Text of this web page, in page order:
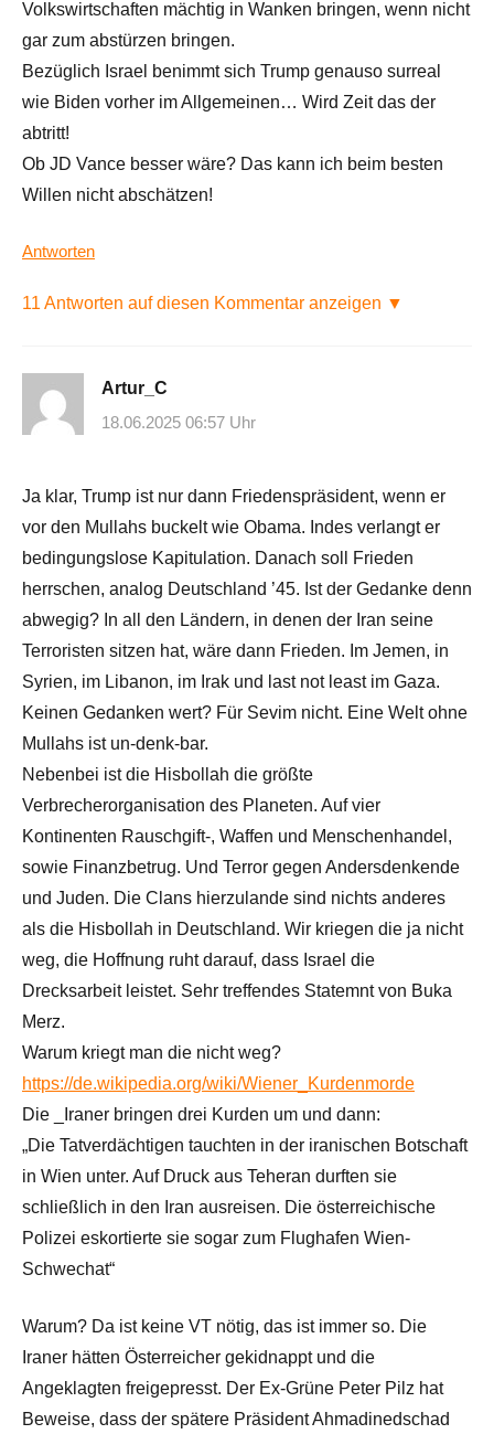
Volkswirtschaften mächtig in Wanken bringen, wenn nicht
gar zum abstürzen bringen.
Bezüglich Israel benimmt sich Trump genauso surreal
wie Biden vorher im Allgemeinen… Wird Zeit das der
abtritt!
Ob JD Vance besser wäre? Das kann ich beim besten
Willen nicht abschätzen!
Antworten
11 Antworten auf diesen Kommentar anzeigen ▼
Artur_C
18.06.2025 06:57 Uhr
Ja klar, Trump ist nur dann Friedenspräsident, wenn er
vor den Mullahs buckelt wie Obama. Indes verlangt er
bedingungslose Kapitulation. Danach soll Frieden
herrschen, analog Deutschland ’45. Ist der Gedanke denn
abwegig? In all den Ländern, in denen der Iran seine
Terroristen sitzen hat, wäre dann Frieden. Im Jemen, in
Syrien, im Libanon, im Irak und last not least im Gaza.
Keinen Gedanken wert? Für Sevim nicht. Eine Welt ohne
Mullahs ist un-denk-bar.
Nebenbei ist die Hisbollah die größte
Verbrecherorganisation des Planeten. Auf vier
Kontinenten Rauschgift-, Waffen und Menschenhandel,
sowie Finanzbetrug. Und Terror gegen Andersdenkende
und Juden. Die Clans hierzulande sind nichts anderes
als die Hisbollah in Deutschland. Wir kriegen die ja nicht
weg, die Hoffnung ruht darauf, dass Israel die
Drecksarbeit leistet. Sehr treffendes Statemnt von Buka
Merz.
Warum kriegt man die nicht weg?
https://de.wikipedia.org/wiki/Wiener_Kurdenmorde
Die _Iraner bringen drei Kurden um und dann:
„Die Tatverdächtigen tauchten in der iranischen Botschaft
in Wien unter. Auf Druck aus Teheran durften sie
schließlich in den Iran ausreisen. Die österreichische
Polizei eskortierte sie sogar zum Flughafen Wien-
Schwechat“
Warum? Da ist keine VT nötig, das ist immer so. Die
Iraner hätten Österreicher gekidnappt und die
Angeklagten freigepresst. Der Ex-Grüne Peter Pilz hat
Beweise, dass der spätere Präsident Ahmadinedschad